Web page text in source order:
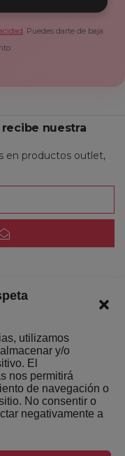
utilizamos
y/o
El
nos permitirá
de navegación o
No consentir o
negativamente a
. Puedes darte de baja
nuestra
en productos outlet,